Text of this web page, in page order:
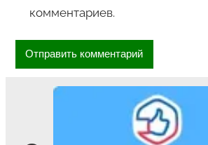
комментариев.